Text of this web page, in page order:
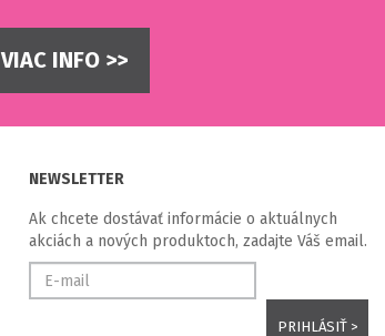
VIAC INFO >>
NEWSLETTER
Ak chcete dostávať informácie o aktuálnych
akciách a nových produktoch, zadajte Váš email.